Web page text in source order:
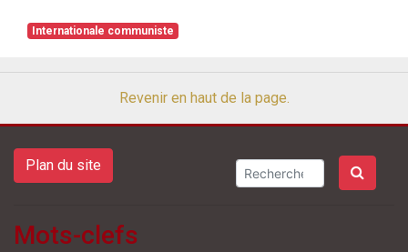
Internationale communiste
Revenir en haut de la page.
Plan du site
Mots-clefs